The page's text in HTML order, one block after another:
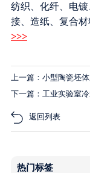
纺织、化纤、电
接、造纸、复合材
>>>
上一篇：小型陶瓷坯
下一篇：工业实验室
返回列表
热门标签